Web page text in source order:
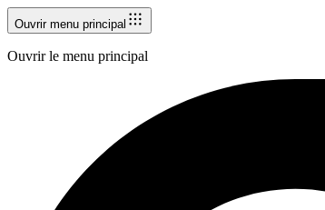
Ouvrir menu principal
Ouvrir le menu principal